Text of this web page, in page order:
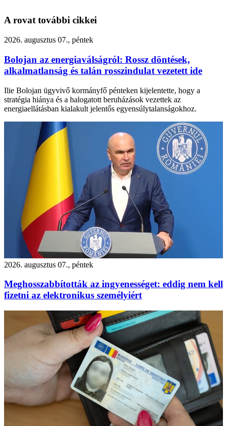
A rovat további cikkei
2026. augusztus 07., péntek
Bolojan az energiaválságról: Rossz döntések,
alkalmatlanság és talán rosszindulat vezetett ide
Ilie Bolojan ügyvivő kormányfő pénteken kijelentette, hogy a
stratégia hiánya és a halogatott beruházások vezettek az
energiaellátásban kialakult jelentős egyensúlytalanságokhoz.
2026. augusztus 07., péntek
Meghosszabbították az ingyenességet: eddig nem kell
fizetni az elektronikus személyiért